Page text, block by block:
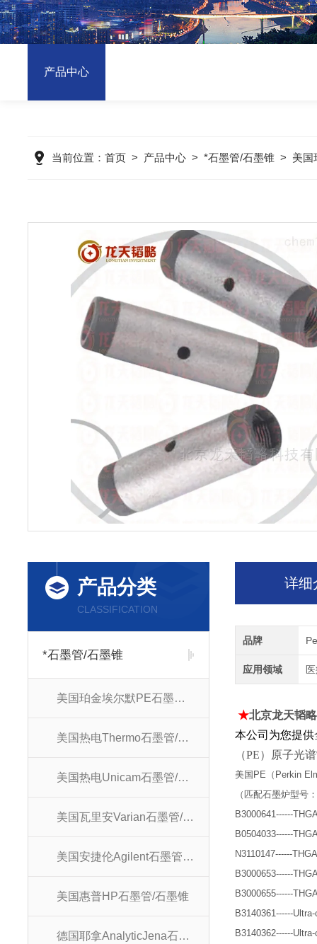
产品中心
当前位置： 首页 > 产品中心 > *石墨管/石墨锥 > 美国
产品分类
CLASSIFICATION
*石墨管/石墨锥
美国珀金埃尔默PE石墨管/石墨锥
美国热电Thermo石墨管/石墨锥
美国热电Unicam石墨管/石墨锥
美国瓦里安Varian石墨管/石墨锥
美国安捷伦Agilent石墨管/石墨锥
美国惠普HP石墨管/石墨锥
德国耶拿AnalyticJena石墨管/石墨锥
详细
品牌
应用领域
★北京龙天韬
本公司为您提供
（PE）原子光
美国 PE（Perkin
（匹配石墨炉型号
B3000641------
B0504033------
N3110147------
B3000653------
B3000655------
B3140361------
B3140362------